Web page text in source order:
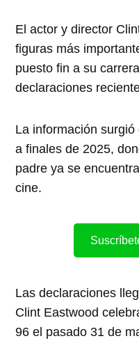
El actor y director
figuras más
puesto fin a su
declaraciones
La información
a finales de 2025,
padre ya se
cine.
Las declaraciones
Clint Eastwood
96 el pasado 31 de